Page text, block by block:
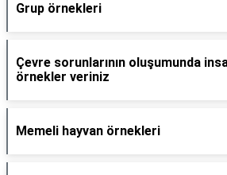
Grup örnekleri
Çevre sorunlarının oluşumunda
örnekler veriniz
Memeli hayvan örnekleri